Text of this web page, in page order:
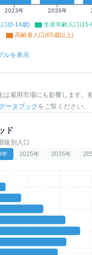
2023年 2035年
口(0-14歳)
生産年齢人口(15-
高齢者人口(65歳以上)
ルを表示
は雇用市場にも影響します。
ータブック をご覧ください。
ド
級別人口
年 2025年 2035年